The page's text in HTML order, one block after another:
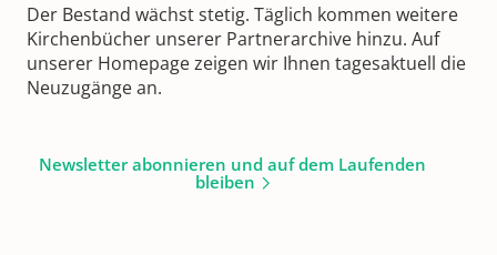
Der Bestand wächst stetig. Täglich kommen weitere
Kirchenbücher unserer Partnerarchive hinzu. Auf
unserer Homepage zeigen wir Ihnen tagesaktuell die
Neuzugänge an.
Newsletter abonnieren und auf dem Laufenden
bleiben